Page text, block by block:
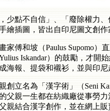
少點不自信」、「廢除權力
繪插圖，皆出自印尼圖文創
家傅和坡（Paulus Supomo
Iskandar）的鼓勵，才開
海報、提袋和襯衫，並與印
創立名為「漢字術」（Seni
父親一生都在紡織廠從事勞
親結合漢字創作，並在網上販